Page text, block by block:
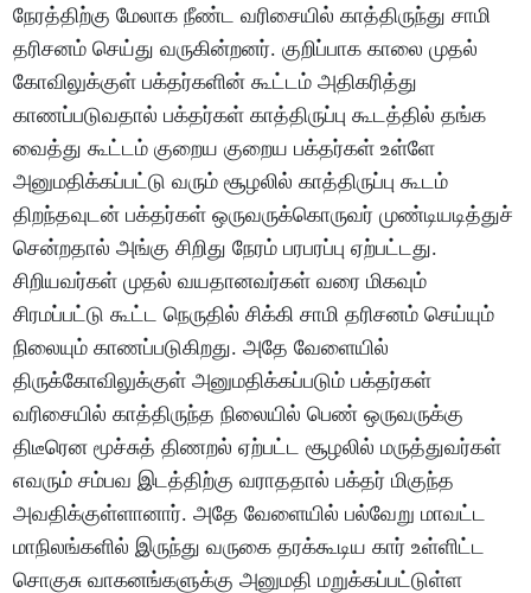
நேரத்திற்கு மேலாக நீண்ட வரிசையில் காத்திருந்து சாமி
தரிசனம் செய்து வருகின்றனர். குறிப்பாக காலை முதல்
கோவிலுக்குள் பக்தர்களின் கூட்டம் அதிகரித்து
காணப்படுவதால் பக்தர்கள் காத்திருப்பு கூடத்தில் தங்க
வைத்து கூட்டம் குறைய குறைய பக்தர்கள் உள்ளே
அனுமதிக்கப்பட்டு வரும் சூழலில் காத்திருப்பு கூடம்
திறந்தவுடன் பக்தர்கள் ஒருவருக்கொருவர் முண்டியடித்துச்
சென்றதால் அங்கு சிறிது நேரம் பரபரப்பு ஏற்பட்டது.
சிறியவர்கள் முதல் வயதானவர்கள் வரை மிகவும்
சிரமப்பட்டு கூட்ட நெருதில் சிக்கி சாமி தரிசனம் செய்யும்
நிலையும் காணப்படுகிறது. அதே வேளையில்
திருக்கோவிலுக்குள் அனுமதிக்கப்படும் பக்தர்கள்
வரிசையில் காத்திருந்த நிலையில் பெண் ஒருவருக்கு
திடீரென மூச்சுத் திணறல் ஏற்பட்ட சூழலில் மருத்துவர்கள்
எவரும் சம்பவ இடத்திற்கு வராததால் பக்தர் மிகுந்த
அவதிக்குள்ளானார். அதே வேளையில் பல்வேறு மாவட்ட
மாநிலங்களில் இருந்து வருகை தரக்கூடிய கார் உள்ளிட்ட
சொகுசு வாகனங்களுக்கு அனுமதி மறுக்கப்பட்டுள்ள